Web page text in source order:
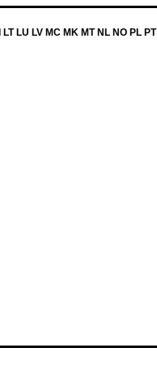
LU LV MC MK MT NL NO PL PT